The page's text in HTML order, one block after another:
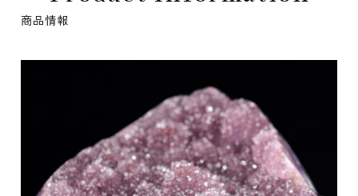
商品情報